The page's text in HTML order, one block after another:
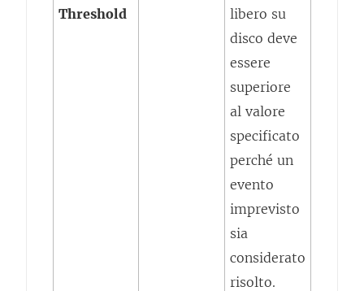
Threshold
libero su
disco deve
essere
superiore
al valore
specificato
perché un
evento
imprevisto
sia
considerato
risolto.